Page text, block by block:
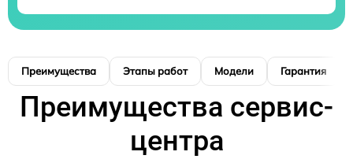
Преимущества Этапы работ Модели Гарантия
Преимущества сервис-
центра